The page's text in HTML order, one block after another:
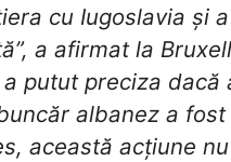
cu Iugoslavia și
a afirmat la
putut preciza dacă
albanez a
această acțiune